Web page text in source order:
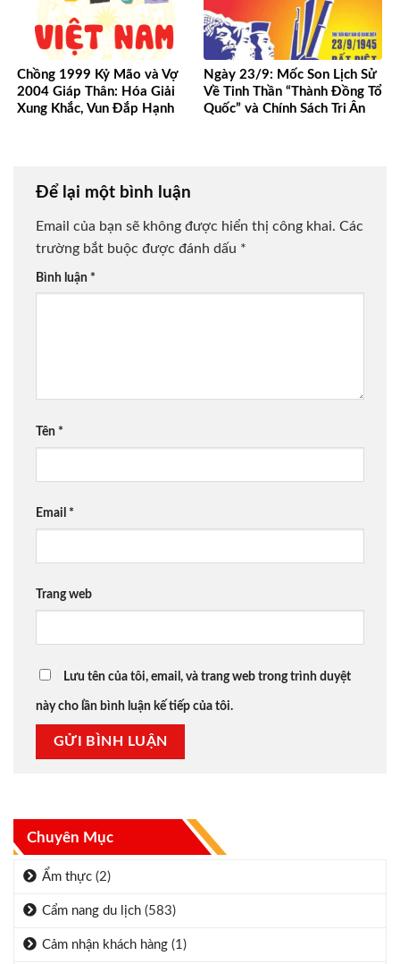
Chuyên Mục
Ẩm thực (2)
Cẩm nang du lịch (583)
Cảm nhận khách hàng (1)
Chồng 1999 Kỷ Mão và Vợ
2004 Giáp Thân: Hóa Giải
Xung Khắc, Vun Đắp Hạnh
Ngày 23/9: Mốc Son Lịch Sử
Về Tinh Thần “Thành Đồng Tổ
Quốc” và Chính Sách Tri Ân
Để lại một bình luận
Email của bạn sẽ không được hiển thị công khai. Các
trường bắt buộc được đánh dấu *
Bình luận *
Tên *
Email *
Trang web
Lưu tên của tôi, email, và trang web trong trình duyệt
này cho lần bình luận kế tiếp của tôi.